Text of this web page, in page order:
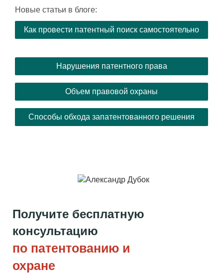
Новые статьи в блоге:
Как провести патентный поиск самостоятельно
Нарушения патентного права
Объем правовой охраны
Способы обхода запатентованного решения
Получите бесплатную
консультацию
по патентованию и
охране